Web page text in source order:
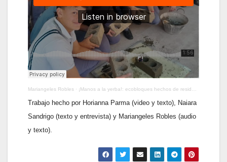
Mariangeles Robles · ¡Manos a la yerba!: ecobloques hechos de residuos, una propuesta sustentable en Misiones
Trabajo hecho por Horianna Parma (video y texto), Naiara
Sandrigo (texto y entrevista) y Mariangeles Robles (audio
y texto).